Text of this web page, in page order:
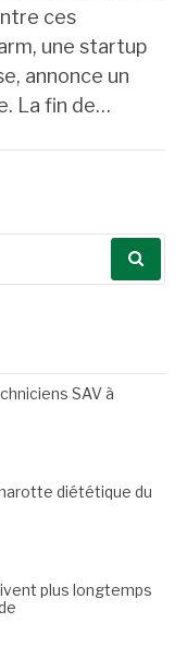
ces
une startup
annonce un
La fin de…
SAV à
diététique du
plus longtemps